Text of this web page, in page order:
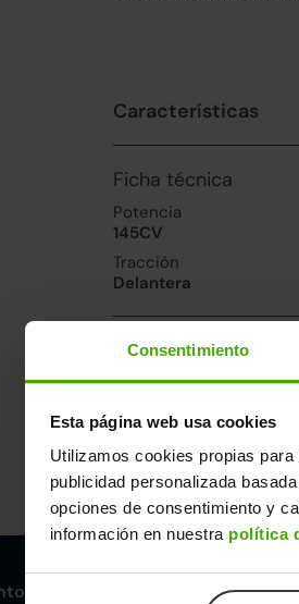
Consentimiento
Esta página web usa cookies
Utilizamos cookies propias
publicidad personalizada
opciones de consentimiento y
información en nuestra política
Características
Ficha técnica
Potencia
145CV
Tracción
Delantera
Prestaciones,
Velocidad máxima
Dimensiones y otros
Largo
4,37m
Ancho
1,81m
de venta Clicars: